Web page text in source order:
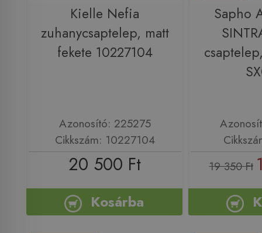
Kielle Nefia
zuhanycsaptelep, matt
fekete 10227104
Azonosító: 225275
Cikkszám: 10227104
20 500 Ft
Kosárba
Sapho
19 350 Ft